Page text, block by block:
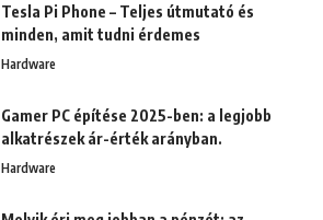
Tesla Pi Phone – Teljes útmutató és
minden, amit tudni érdemes
Hardware
Gamer PC építése 2025-ben: a legjobb
alkatrészek ár-érték arányban.
Hardware